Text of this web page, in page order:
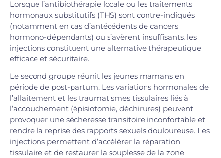
Lorsque l’antibiothérapie locale ou les traitements
hormonaux substitutifs (THS) sont contre-indiqués
(notamment en cas d’antécédents de cancers
hormono-dépendants) ou s’avèrent insuffisants, les
injections constituent une alternative thérapeutique
efficace et sécuritaire.
Le second groupe réunit les jeunes mamans en
période de post-partum. Les variations hormonales de
l’allaitement et les traumatismes tissulaires liés à
l’accouchement (épisiotomie, déchirures) peuvent
provoquer une sécheresse transitoire inconfortable et
rendre la reprise des rapports sexuels douloureuse. Les
injections permettent d’accélérer la réparation
tissulaire et de restaurer la souplesse de la zone